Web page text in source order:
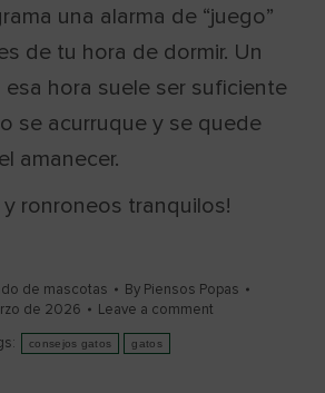
una alarma de “juego”
de tu hora de dormir. Un
hora suele ser suficiente
se acurruque y se quede
amanecer.
y ronroneos tranquilos!
de mascotas By Piensos Popas
de 2026
Leave a comment
consejos gatos gatos